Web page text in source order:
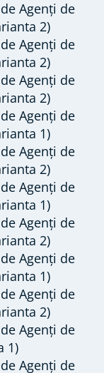
Agenți de
2)
Agenți de
2)
Agenți de
2)
Agenți de
1)
Agenți de
2)
Agenți de
1)
Agenți de
2)
Agenți de
1)
Agenți de
2)
Agenți de
1)
Agenți de